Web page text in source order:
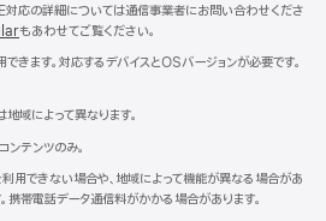
対応の詳細については通信事業者にお問い合わせくださ
もあわせてご覧ください。
きます。対応するデバイスとOSバージョンが必要です。
域によって異なります。
テンツのみ。
用できない場合や、地域によって機能が異なる場合があ
携帯電話データ通信料がかかる場合があります。